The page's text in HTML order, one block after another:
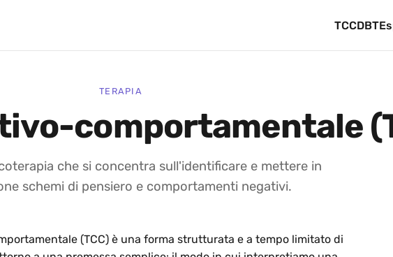
TCCDBT
TERAPIA
comportamentale
che si concentra sull'identificare e mettere in
schemi di pensiero e comportamenti negativi.
(TCC) è una forma strutturata e a tempo limitato di